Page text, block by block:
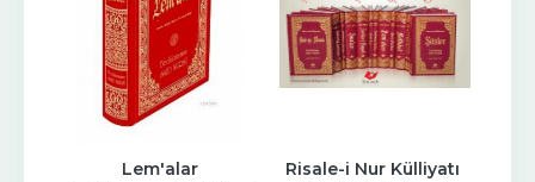
Lem'alar
Risale-i Nur Külliyatı